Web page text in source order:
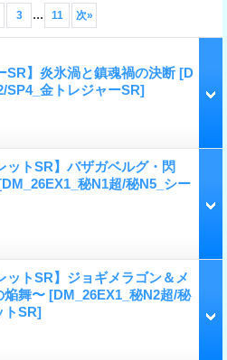
3 ... 11 次»
SR】炎氷渦と鎮魂禍の決断[D
SP4_金トレジャーSR]
ットSR】バザガベルグ・閃
秘N1超/秘N5_シー
ットSR】ジョギメラゴン＆メ
焔舞〜 [DM_26EX1_秘N2超/秘
トSR]